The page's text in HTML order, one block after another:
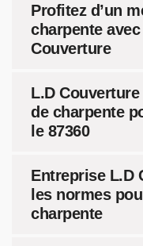
Profitez d’un
charpente
Couverture
L.D
de charpente
le 87360
Entreprise L.D
les normes
charpente